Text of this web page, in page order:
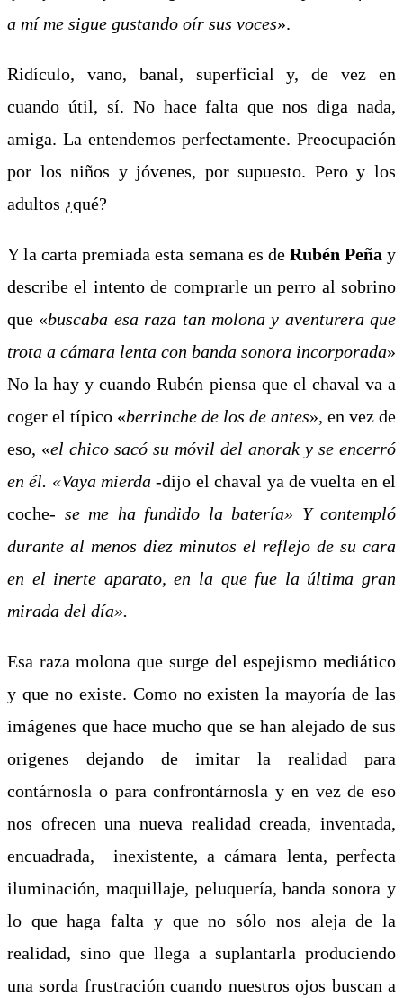
a mí me sigue gustando oír sus voces».
Ridículo, vano, banal, superficial y, de vez en
cuando útil, sí. No hace falta que nos diga nada,
amiga. La entendemos perfectamente. Preocupación
por los niños y jóvenes, por supuesto. Pero y los
adultos ¿qué?
Y la carta premiada esta semana es de Rubén Peñay
describe el intento de comprarle un perro al sobrino
que «buscaba esa raza tan molona y aventurera que
trota a cámara lenta con banda sonora incorporada»
No la hay y cuando Rubén piensa que el chaval va a
coger el típico «berrinche de los de antes», en vez de
eso, «el chico sacó su móvil del anorak y se encerró
en él. «Vaya mierda -dijo el chaval ya de vuelta en el
coche- se me ha fundido la batería» Y contempló
durante al menos diez minutos el reflejo de su cara
en el inerte aparato, en la que fue la última gran
mirada del día».
Esa raza molona que surge del espejismo mediático
y que no existe. Como no existen la mayoría de las
imágenes que hace mucho que se han alejado de sus
origenes dejando de imitar la realidad para
contárnosla o para confrontárnosla y en vez de eso
nos ofrecen una nueva realidad creada, inventada,
encuadrada, inexistente, a cámara lenta, perfecta
iluminación, maquillaje, peluquería, banda sonora y
lo que haga falta y que no sólo nos aleja de la
realidad, sino que llega a suplantarla produciendo
una sorda frustración cuando nuestros ojos buscan a